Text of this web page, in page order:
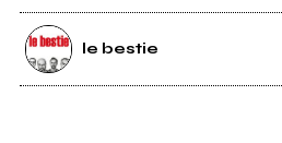
le bestie